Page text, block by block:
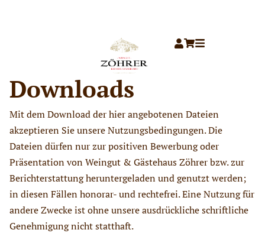
Downloads
Mit dem Download der hier angebotenen Dateien
akzeptieren Sie unsere Nutzungsbedingungen. Die
Dateien dürfen nur zur positiven Bewerbung oder
Präsentation von Weingut & Gästehaus Zöhrer bzw. zur
Berichterstattung heruntergeladen und genutzt werden;
in diesen Fällen honorar- und rechtefrei. Eine Nutzung für
andere Zwecke ist ohne unsere ausdrückliche schriftliche
Genehmigung nicht statthaft.